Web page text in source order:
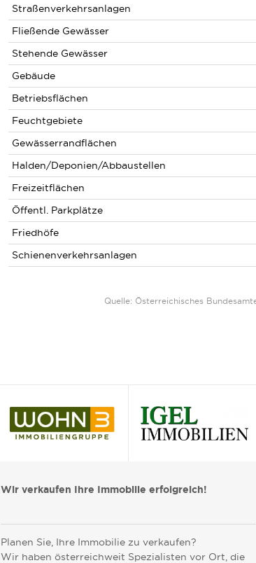
Straßenverkehrsanlagen
Fließende Gewässer
Stehende Gewässer
Gebäude
Betriebsflächen
Feuchtgebiete
Gewässerrandflächen
Halden/Deponien/Abbaustellen
Freizeitflächen
Öffentl. Parkplätze
Friedhöfe
Schienenverkehrsanlagen
Quelle: Österreichisches
Wir verkaufen Ihre Immobilie erfolgreich!
Planen Sie, Ihre Immobilie zu verkaufen?
Wir haben österreichweit Spezialisten vor Ort, die